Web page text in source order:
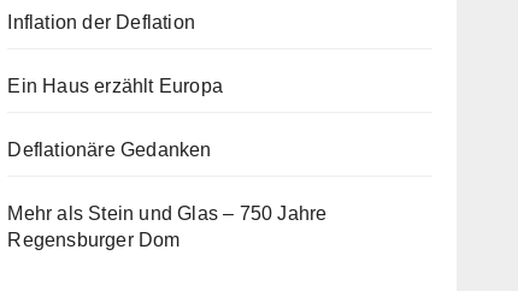
Inflation der Deflation
Ein Haus erzählt Europa
Deflationäre Gedanken
Mehr als Stein und Glas – 750 Jahre
Regensburger Dom